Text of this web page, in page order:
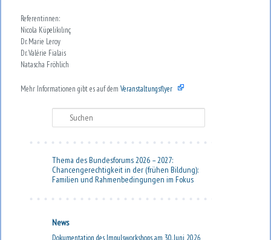
Referentinnen:
Nicola Küpelikılınç
Dr. Marie Leroy
Dr. Valérie Fialais
Natascha Fröhlich
Mehr Informationen gibt es auf demVeranstaltungsflyer
Suchen
Thema des Bundesforums 2026 – 2027:
Chancengerechtigkeit in der (frühen Bildung):
Familien und Rahmenbedingungen im Fokus
News
Dokumentation des Impulsworkshops am 30. Juni 2026